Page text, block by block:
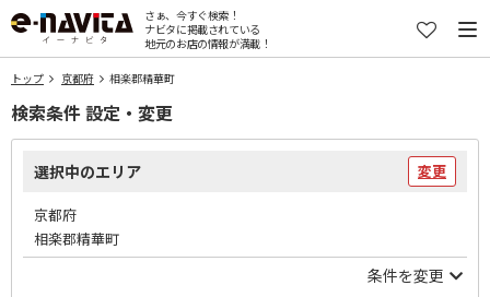
さぁ、今すぐ検索！
ナビタに掲載されている
地元のお店の情報が満載！
トップ 京都府 相楽郡精華町
検索条件 設定・変更
選択中のエリア 変更
京都府
相楽郡精華町
条件を変更